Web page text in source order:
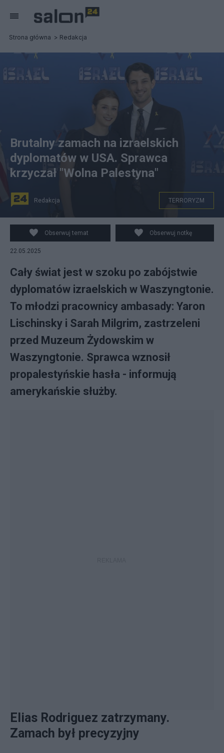
Strona główna Redakcja
Brutalny zamach na izraelskich
dyplomatów w USA. Sprawca
krzyczał "Wolna Palestyna"
Redakcja TERRORYZM
Obserwuj temat Obserwuj notkę
22.05.2025
Cały świat jest w szoku po zabójstwie
dyplomatów izraelskich w Waszyngtonie.
To młodzi pracownicy ambasady: Yaron
Lischinsky i Sarah Milgrim, zastrzeleni
przed Muzeum Żydowskim w
Waszyngtonie. Sprawca wznosił
propalestyńskie hasła - informują
amerykańskie służby.
Elias Rodriguez zatrzymany.
Zamach był precyzyjny